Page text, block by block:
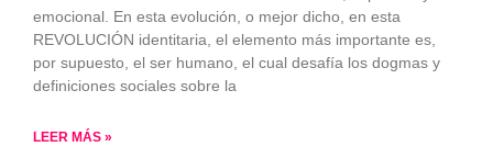
emocional. En esta evolución, o mejor dicho, en esta
REVOLUCIÓN identitaria, el elemento más importante es,
por supuesto, el ser humano, el cual desafía los dogmas y
definiciones sociales sobre la
LEER MÁS »